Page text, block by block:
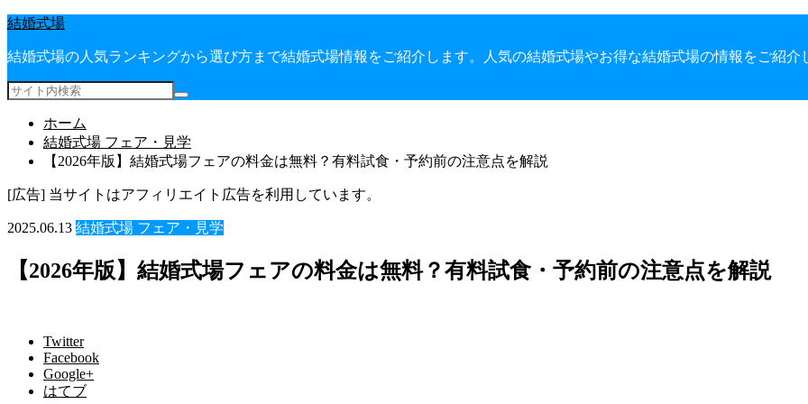
結婚式場
結婚式場の人気ランキングから選び方まで結婚式場情報をご紹介します。人気の結婚式場やお得な結婚式場の情報をご紹介
ホーム
結婚式場 フェア・見学
【2026年版】結婚式場フェアの料金は無料？有料試食・予約前の注意点を解説
[広告] 当サイトはアフィリエイト広告を利用しています。
2025.06.13 結婚式場 フェア・見学
【2026年版】結婚式場フェアの料金は無料？有料試食・予約前の注意点を解説
Twitter
Facebook
Google+
はてブ